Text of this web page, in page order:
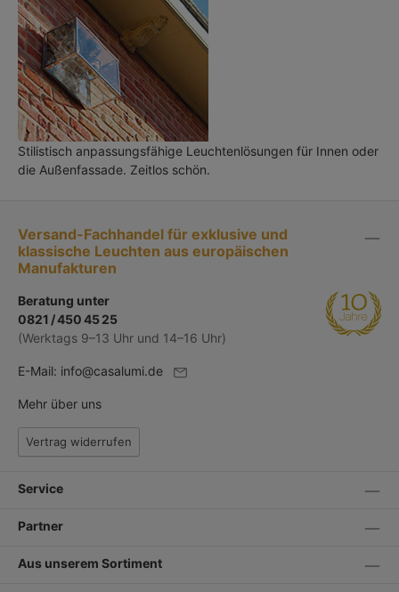
Stilistisch anpassungsfähige Leuchtenlösungen für Innen oder
die Außenfassade. Zeitlos schön.
Versand-Fachhandel für exklusive und
klassische Leuchten aus europäischen
Manufakturen
Beratung unter
0821 / 450 45 25
(Werktags 9–13 Uhr und 14–16 Uhr)
E-Mail: info@casalumi.de
Mehr über uns
Vertrag widerrufen
Service
Partner
Aus unserem Sortiment